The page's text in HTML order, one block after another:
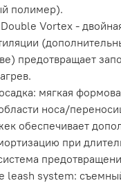
полимер).
Vortex -
предотвращает
мягкая
носа/
обеспечивает
при
leash system: